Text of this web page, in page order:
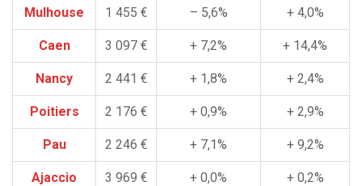
Mulhouse 1 455 € – 5,6% + 4,0%
Caen 3 097 € + 7,2% + 14,4%
Nancy 2 441 € + 1,8% + 2,4%
Poitiers 2 176 € + 0,9% + 2,9%
Pau 2 246 € + 7,1% + 9,2%
Ajaccio 3 969 € + 0,0% + 0,2%